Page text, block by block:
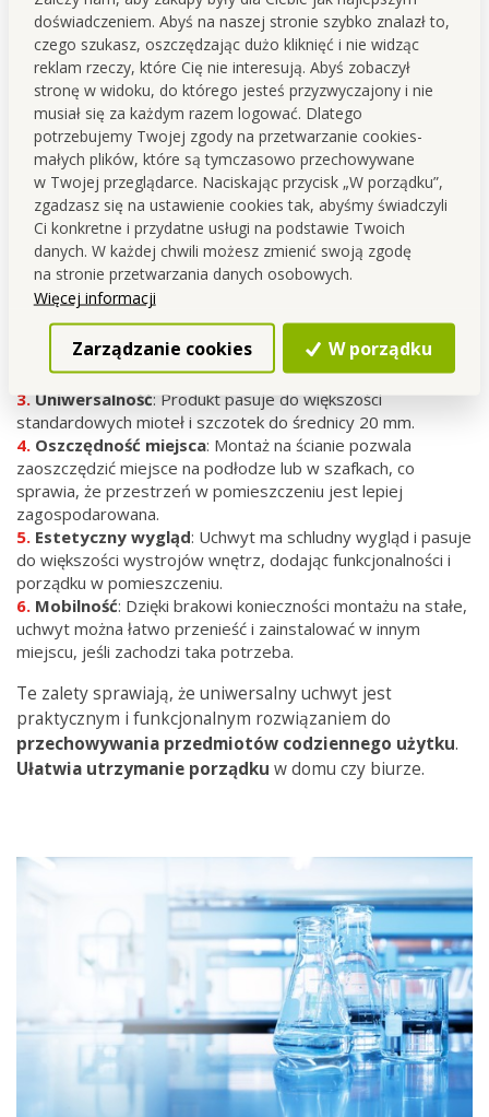
doświadczeniem. Abyś na naszej stronie szybko znalazł to,
czego szukasz, oszczędzając dużo kliknięć i nie widząc
reklam rzeczy, które Cię nie interesują. Abyś zobaczył
stronę w widoku, do którego jesteś przyzwyczajony i nie
musiał się za każdym razem logować. Dlatego
potrzebujemy Twojej zgody na przetwarzanie cookies-
małych plików, które są tymczasowo przechowywane
w Twojej przeglądarce. Naciskając przycisk „W porządku”,
zgadzasz się na ustawienie cookies tak, abyśmy świadczyli
Ci konkretne i przydatne usługi na podstawie Twoich
danych. W każdej chwili możesz zmienić swoją zgodę
na stronie przetwarzania danych osobowych.
Więcej informacji
Zarządzanie cookies W porządku
ścianiebez konieczności używania wiertarki(na taśmę
samoprzylepną).
Pomoże utrzymać porządek wkuchni,łaziencelub
innychpomieszczeniach, zapewniając jednocześnie
łatwy dostępdo różnych pomocników domowych.
Oto kilka zalet uniwersalnego uchwytu:
Łatwy montaż: Dzięki taśmie dwustronnej montaż
uchwytu jest szybki i łatwy, bez konieczności stosowania
narzędzi czy wiercenia otworów w ścianie.
Bezpieczne przechowywanie: Uchwyt umożliwia
bezpieczne przechowywanie mioteł, noży, szczotek i innych
pomocy domowych, eliminując ryzyko upadku i uszkodzenia.
Uniwersalność: Produkt pasuje do większości
standardowych mioteł i szczotek do średnicy 20 mm.
Oszczędność miejsca: Montaż na ścianie pozwala
zaoszczędzić miejsce na podłodze lub w szafkach, co
sprawia, że przestrzeń w pomieszczeniu jest lepiej
zagospodarowana.
Estetyczny wygląd: Uchwyt ma schludny wygląd i pasuje
do większości wystrojów wnętrz, dodając funkcjonalności i
porządku w pomieszczeniu.
Mobilność: Dzięki brakowi konieczności montażu na stałe,
uchwyt można łatwo przenieść i zainstalować w innym
miejscu, jeśli zachodzi taka potrzeba.
Te zalety sprawiają, że uniwersalny uchwyt jest
praktycznym i funkcjonalnym rozwiązaniem do
przechowywania przedmiotów codziennego użytku.
Ułatwia utrzymanie porządku w domu czy biurze.